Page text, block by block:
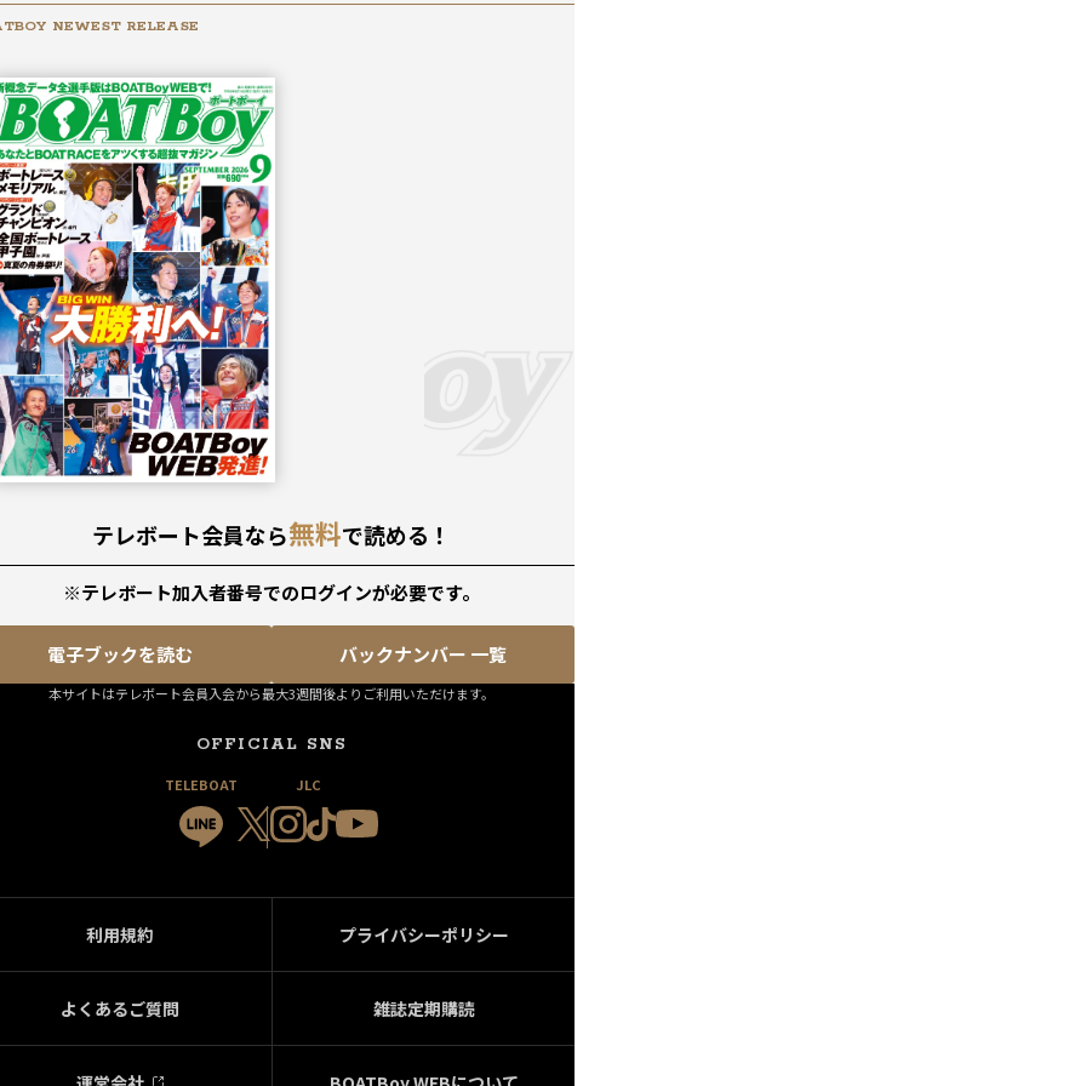
NEWEST RELEASE
2026年
9月号
テレボート会員なら無料で読める！
※テレボート加入者番号でのログインが必要です。
電子ブックを読む バックナンバー 一覧
本サイトはテレボート会員入会から最大3週間後よりご利用いただけます。
OFFICIAL SNS
TELEBOAT JLC
利用規約 プライバシーポリシー
よくあるご質問 雑誌定期購読